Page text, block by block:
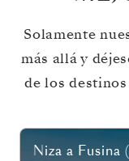
Solamente
más allá y
de los
Niza a Fusina